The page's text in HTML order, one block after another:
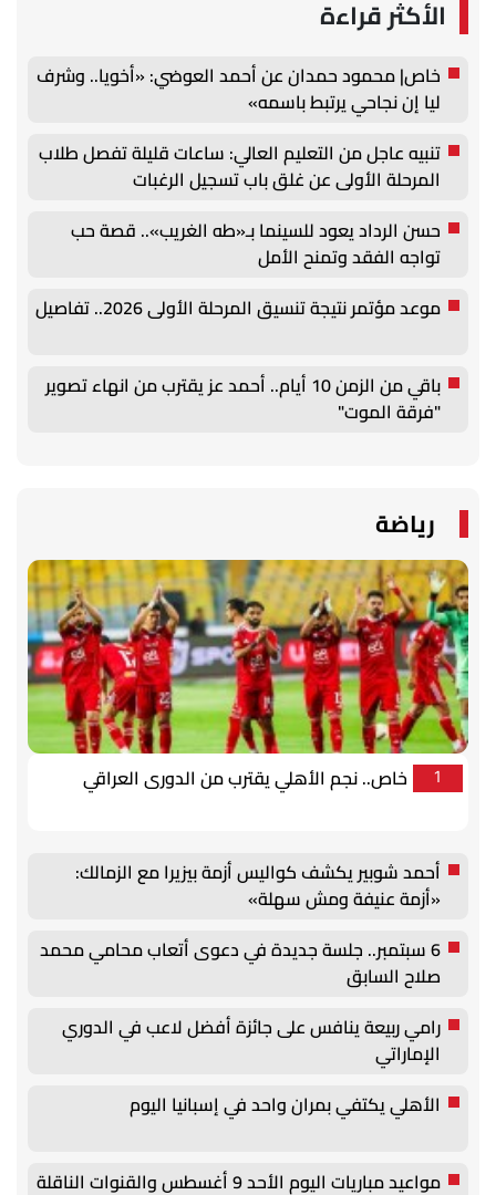
الأكثر قراءة
خاص| محمود حمدان عن أحمد العوضي: «أخويا.. وشرف
ليا إن نجاحي يرتبط باسمه»
تنبيه عاجل من التعليم العالي: ساعات قليلة تفصل طلاب
المرحلة الأولى عن غلق باب تسجيل الرغبات
حسن الرداد يعود للسينما بـ«طه الغريب».. قصة حب
تواجه الفقد وتمنح الأمل
موعد مؤتمر نتيجة تنسيق المرحلة الأولى 2026.. تفاصيل
باقي من الزمن 10 أيام.. أحمد عز يقترب من انهاء تصوير
"فرقة الموت"
رياضة
1 خاص.. نجم الأهلي يقترب من الدورى العراقي
أحمد شوبير يكشف كواليس أزمة بيزيرا مع الزمالك:
«أزمة عنيفة ومش سهلة»
6 سبتمبر.. جلسة جديدة في دعوى أتعاب محامي محمد
صلاح السابق
رامي ربيعة ينافس على جائزة أفضل لاعب في الدوري
الإماراتي
الأهلي يكتفي بمران واحد في إسبانيا اليوم
مواعيد مباريات اليوم الأحد 9 أغسطس والقنوات الناقلة